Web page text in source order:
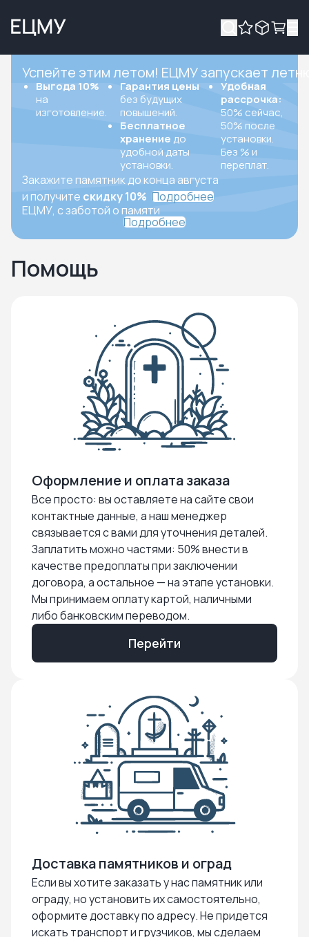
Успейте этим летом! ЕЦМУ запускает
Выгода 10%
на
изготовление.
Гарантия цены
без будущих
повышений.
Бесплатное
хранение до
удобной даты
установки.
Удобная
рассрочка:
50% сейчас,
50% после
установки.
Без % и
переплат.
Закажите памятник до конца августа
и получите скидку 10% Подробнее
ЕЦМУ, с заботой о памяти
Подробнее
Помощь
Оформление и оплата заказа
Все просто: вы оставляете на сайте свои
контактные данные, а наш менеджер
связывается с вами для уточнения деталей.
Заплатить можно частями: 50% внести в
качестве предоплаты при заключении
договора, а остальное — на этапе установки.
Мы принимаем оплату картой, наличными
либо банковским переводом.
Перейти
Доставка памятников и оград
Если вы хотите заказать у нас памятник или
ограду, но установить их самостоятельно,
оформите доставку по адресу. Не придется
искать транспорт и грузчиков, мы сделаем